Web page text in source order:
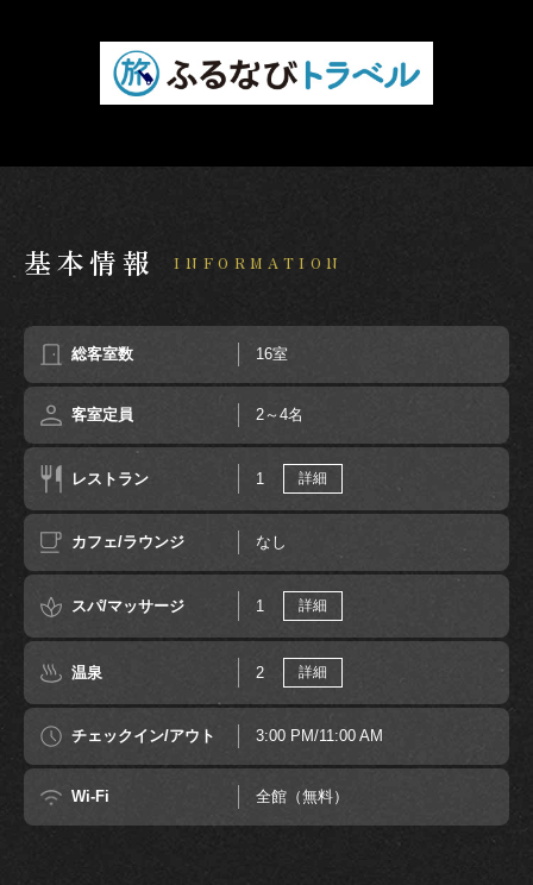
基本情報 INFORMATION
総客室数 16室
客室定員 2～4名
レストラン 1 詳細
カフェ/ラウンジ なし
スパ/マッサージ 1 詳細
温泉 2 詳細
チェックイン/アウト 3:00 PM/11:00 AM
Wi-Fi 全館（無料）